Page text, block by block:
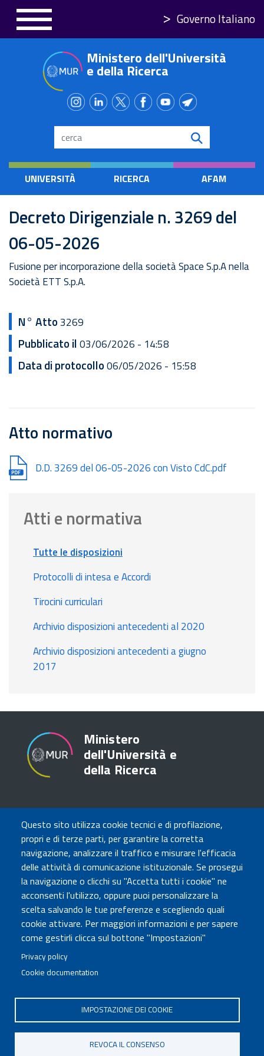
principale
Governo Italiano
Questo sito utilizza cookie tecnici e di profilazione,
propri e di terze parti, per garantire la corretta
navigazione, analizzare il traffico e misurare l'efficacia
delle attività di comunicazione istituzionale. Se prosegui
la navigazione o clicchi su "Accetta tutti i cookie" ne
acconsenti l'utilizzo, oppure puoi personalizzare la
scelta salvando le tue preferenze e scegliendo quali
cookie attivare. Per maggiori informazioni e per sapere
come gestirli clicca sul bottone "Impostazioni"
Privacy policy
Cookie documentation
IMPOSTAZIONE DEI COOKIE
REVOCA IL CONSENSO
Ministero dell'Università
e della Ricerca
Search
UNIVERSITÀ RICERCA AFAM
Decreto Dirigenziale n. 3269 del
06-05-2026
Fusione per incorporazione della società Space S.p.A nella
Società ETT S.p.A.
N° Atto 3269
Pubblicato il03/06/2026 - 14:58
Data di protocollo06/05/2026 - 15:58
Atto normativo
Document
D.D. 3269 del 06-05-2026 con Visto CdC.pdf
Atti e normativa
Tutte le disposizioni
Protocolli di intesa e Accordi
Tirocini curriculari
Archivio disposizioni antecedenti al 2020
Archivio disposizioni antecedenti a giugno
2017
Ministero
dell'Università e
della Ricerca
TRASPARENZA
Amministrazione Trasparente
Atti di notifica
Albo online
Concorsi
COMUNICA CON NOI
Urp
Posta elettronica certificata
Sedi e contatti
Governo Italiano
Tutti i diritti riservati © 2020
Mappa del sito